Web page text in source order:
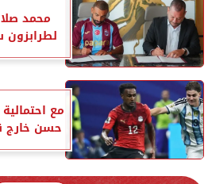
لطرابزون سبور
مع
حسن خارج